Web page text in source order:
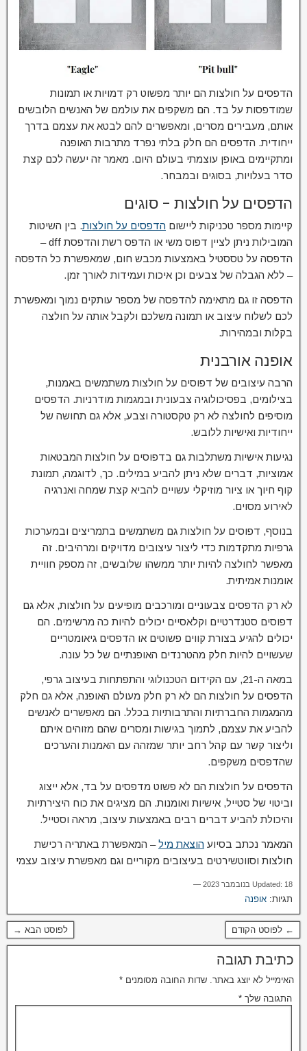
הדפסים על חולצות הם יותר מפשוט רק דמויות או תמונות
שמודפסות על בד. הם משקפים את עולמם של האנשים הלובשים
אותם, מעבירים מסרים, ומאפשרים להם לבטא את עצמם בדרך
ייחודית. הדפסים הם חלק בלתי נפרד מתרבות האופנה
ומתקיימים באופן עוצמתי בעולם היום. מאמר זה יעשה לכם קצת
סדר בעלויות, בסוגים ובמבחר.
הדפסים על חולצות – סוגים
קיימות מספר טכניקות ליישום הדפסים על חולצות. בין השיטות
המובילות ניתן לציין דפוס משי או הדפס רשת והדפסת dff –
הדפסה על טססטיל באמצעות מכבש חום, שמאפשרת כל הדפסה
– ללא הגבלה של צבעים וכן איכות ועמידות לאורך זמן.
הדפסה זו גם מתאימה להדפסה של מספר עותקים נמוך ומאפשרת
לכם לשלוח עיצוב או תמונה משלכם ולקבל אותה על חולצה
בקלות ובמהירות.
אופנה אורבנית
הרבה עיצובים של דפוסים על חולצות משתמשים באמנות,
בצילומים, בפסיכולוגיה צבעונית ובמגמות מודרניות. הדפסים
מוסיפים לחולצה לא רק טקסטורה וצבע, אלא גם תחושה של
ייחודיות ואישיות ללובש.
נגיעות אישיות משתלבות גם בדפוסים על חולצות המבטאות
אמוציות, דברים שלא ניתן להביע במילים. כך, לדוגמה, תמונת
קוף חיוך או ציור מוזיקלי עשויים להביא קצת שמחה ואנרגיה
לאירוע מסוים.
בנוסף, דפוסים על חולצות גם משתמשים בתמריצים ובמערכות
גרפיות מתקדמות כדי ליצור עיצובים מדויקים ומרהיבים. זה
מאפשר לחולצה להיות יותר ממשהו שלובשים, זה מספק חוויית
אומנות אמיתית.
לא רק הדפסים צבעוניים ומורכבים מופיעים על חולצות, אלא גם
דפוסים סטנדרטיים וקלאסיים יכולים להיות כה מרשימים. הם
יכולים להגיע בצורת קווים פשוטים או הדפסים גיאומטריים
שעשויים להיות חלק מהטרנדים האופנתיים של כל עונה.
במאה ה-21, עם הקידום הטכנולוגי והתפתחות בעיצוב גרפי,
הדפסים על חולצות הם לא רק חלק מעולם האופנה, אלא גם חלק
מהמגמות החברתיות והתרבותיות בכלל. הם מאפשרים לאנשים
להביע את עצמם, לתמוך בגישות ומסרים שהם מזוהים איתם
וליצור קשר עם קהל רחב יותר שמזהה עם האמנות והערכים
שהדפסים משקפים.
הדפסים על חולצות הם לא פשוט מדפסים על בד, אלא ייצוג
וביטוי של סטייל, אישיות ואומנות. הם מציגים את כוח היצירתיות
והיכולת להביע דברים רבים באמצעות עיצוב, מראה וסטייל.
המאמר נכתב בסיוע הוצאת מיל– המאפשרת באתריה רכישת
חולצות וסווטשירטים בעיצובים מקוריים וגם מאפשרת עיצוב עצמי
Updated: 18 בנובמבר 2023 —
תגיות: אופנה
← לפוסט הקודם לפוסט הבא →
כתיבת תגובה
האימייל לא יוצג באתר. שדות החובה מסומנים *
התגובה שלך *